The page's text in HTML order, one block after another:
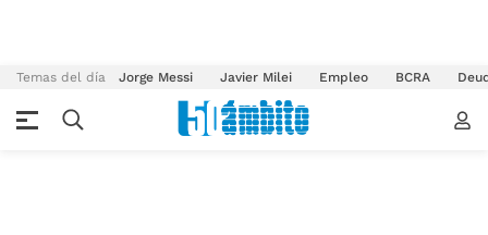
Temas del día Jorge Messi Javier Milei Empleo BCRA